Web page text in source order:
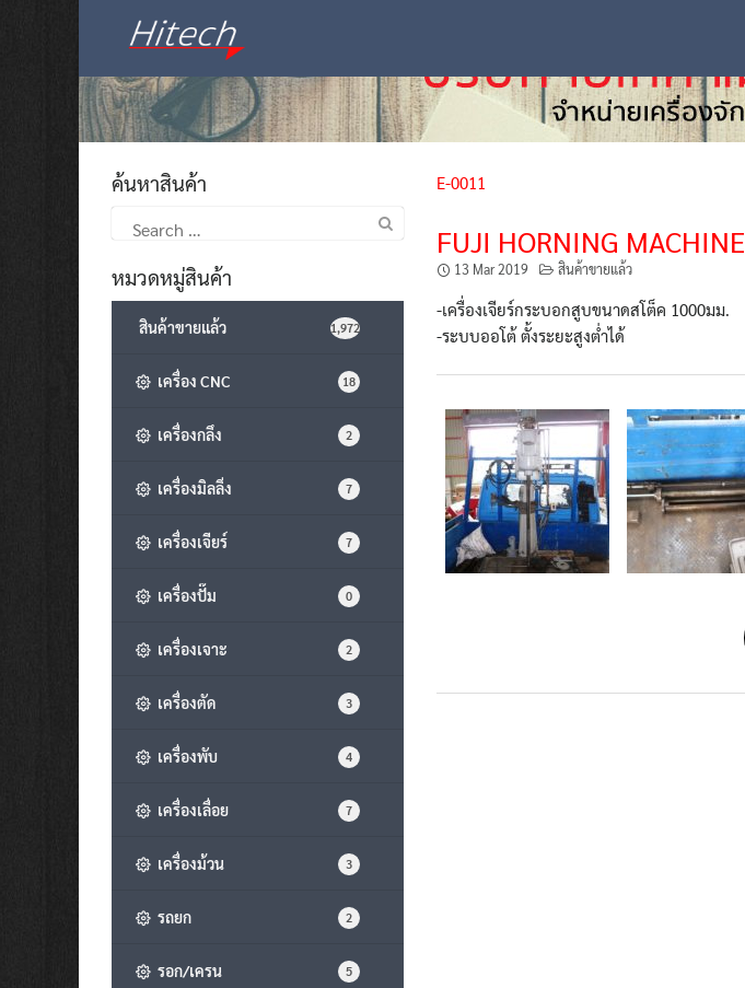
E-0011
FUJI HORNING MACHINE
13 Mar 2019 สินค้าขายแล้ว
-เครื่องเจียร์กระบอกสูบขนาดสโต็ค 1000มม.
-ระบบออโต้ ตั้งระยะสูงต่ำได้
ค้นหาสินค้า
for:
หมวดหมู่สินค้า
สินค้าขายแล้ว 1,972
เครื่อง CNC 18
เครื่องกลึง 2
เครื่องมิลลิ่ง 7
เครื่องเจียร์ 7
เครื่องปั๊ม 0
เครื่องเจาะ 2
เครื่องตัด 3
เครื่องพับ 4
เครื่องเลื่อย 7
เครื่องม้วน 3
รถยก 2
รอก/เครน 5